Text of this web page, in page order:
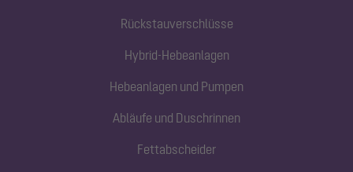
Rückstauverschlüsse
Hybrid-Hebeanlagen
Hebeanlagen und Pumpen
Abläufe und Duschrinnen
Fettabscheider